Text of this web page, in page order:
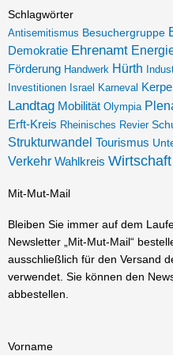
t
a
g
r
a
m
e
b
o
o
k
-
f
Schlagwörter
Antisemitismus Besuchergruppe
Demokratie Ehrenamt
Förderung Handwerk Hürth
Investitionen Israel Karneval
Landtag Mobilität Olympia
Erft-Kreis Rheinisches Revier
Strukturwandel Tourismus
Verkehr Wahlkreis Wirtschaft
Mit-Mut-Mail
Bleiben Sie immer auf dem
Newsletter „Mit-Mut-Mail“
ausschließlich für den Versand
verwendet. Sie können den
abbestellen.
Vorname